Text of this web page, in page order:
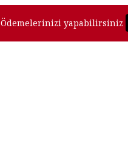
Ödemelerinizi yapabilirsiniz